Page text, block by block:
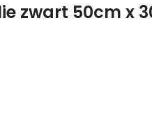
zwart 50cm x